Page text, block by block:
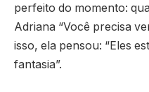
perfeito do momento:
Adriana “Você precisa
isso, ela pensou: “Eles
fantasia”.